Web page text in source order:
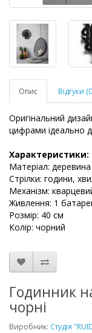
Опис Відгуки
Оригінальний
цифрами ідеально
Характеристики:
Матеріал: деревина
Стрілки: години,
Механізм:
Живлення: 1
Розмір: 40 см
Колір: чорний
Годинник
чорні
Виробник: Студія